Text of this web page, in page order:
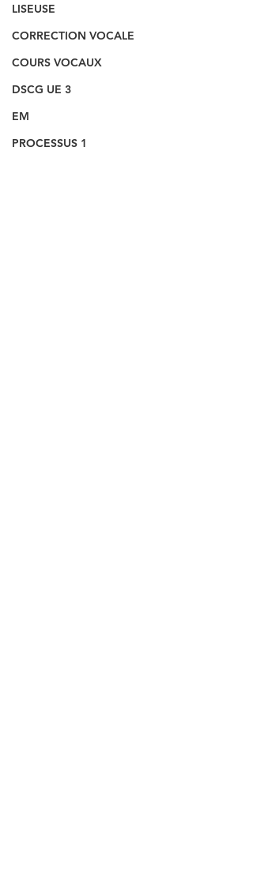
LISEUSE
CORRECTION VOCALE
COURS VOCAUX
DSCG UE 3
EM
PROCESSUS 1